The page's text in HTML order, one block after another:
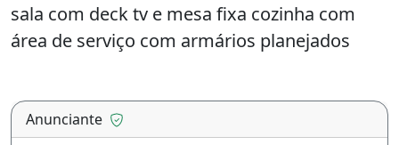
sala com deck tv e mesa fixa cozinha com
área de serviço com armários planejados
Excelente oportunidade apto todo novo br br
Anunciante